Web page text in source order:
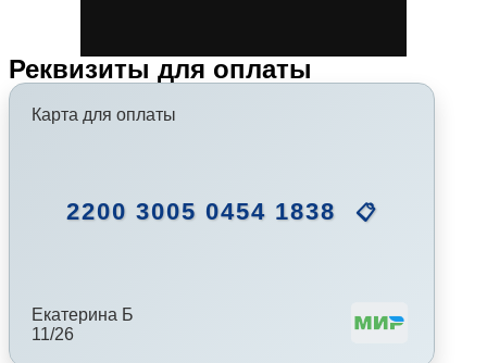
Реквизиты для оплаты
Карта для оплаты
2200 3005 0454 1838 📋
Екатерина Б
11/26